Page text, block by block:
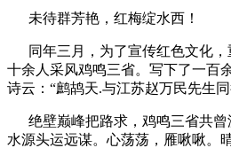
未待群芳艳，红梅绽水西！
同年三月，为了宣传红色文化，
十余人采风鸡鸣三省。写下了一百
诗云：“鹧鸪天.与江苏赵万民先生同
绝壁巅峰把路求，鸡鸣三省共曾
水源头运远谋。心荡荡，雁啾啾。